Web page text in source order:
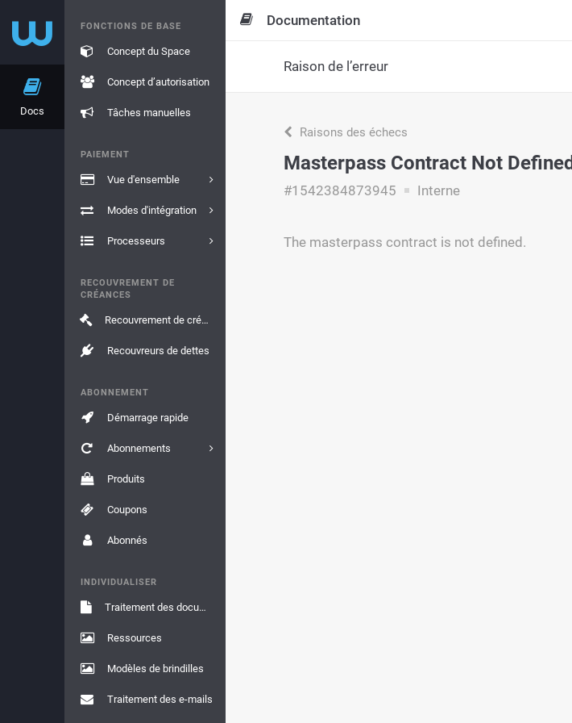
Docs
FONCTIONS DE BASE
Concept du Space
Concept d’autorisation
Tâches manuelles
PAIEMENT
Vue d'ensemble
Modes d'intégration
Processeurs
RECOUVREMENT DE
CRÉANCES
Recouvrement de créances
Recouvreurs de dettes
ABONNEMENT
Démarrage rapide
Abonnements
Produits
Coupons
Abonnés
INDIVIDUALISER
Traitement des documents
Ressources
Modèles de brindilles
Traitement des e-mails
Documentation
Raison de l’erreur
Raisons des échecs
Masterpass Contract Not Defined
#1542384873945 Interne
The masterpass contract is not defined.